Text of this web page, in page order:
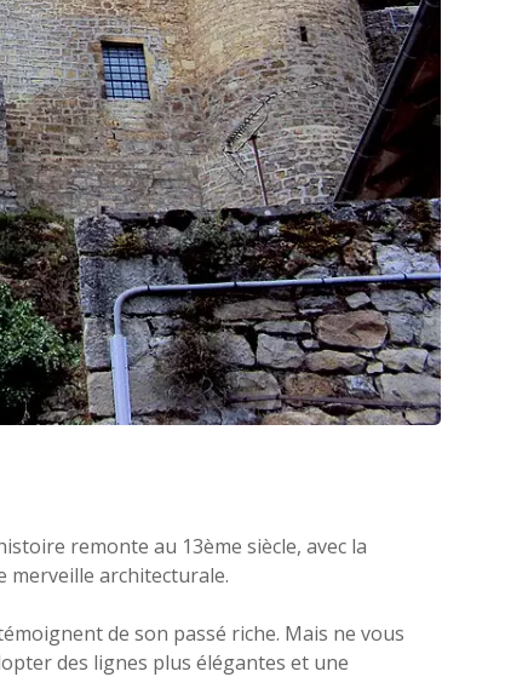
remonte au 13ème siècle, avec la
merveille architecturale.
de son passé riche. Mais ne vous
des lignes plus élégantes et une